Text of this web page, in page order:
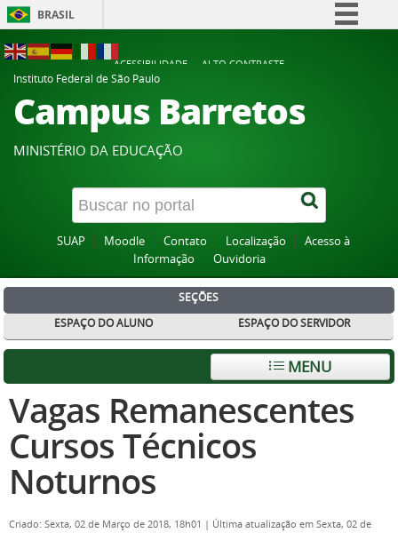
BRASIL
Participe
Acesso à informação
Canais
ACESSIBILIDADE
ALTO CONTRASTE
Instituto Federal de São Paulo
Campus Barretos
MINISTÉRIO DA EDUCAÇÃO
SUAP Moodle Contato Localização
Acesso à
Informação
Ouvidoria
SEÇÕES
ESPAÇO DO ALUNO
ESPAÇO DO SERVIDOR
MENU
Vagas Remanescentes
Cursos Técnicos
Noturnos
Criado: Sexta, 02 de Março de 2018, 18h01 | Última atualização em Sexta, 02 de